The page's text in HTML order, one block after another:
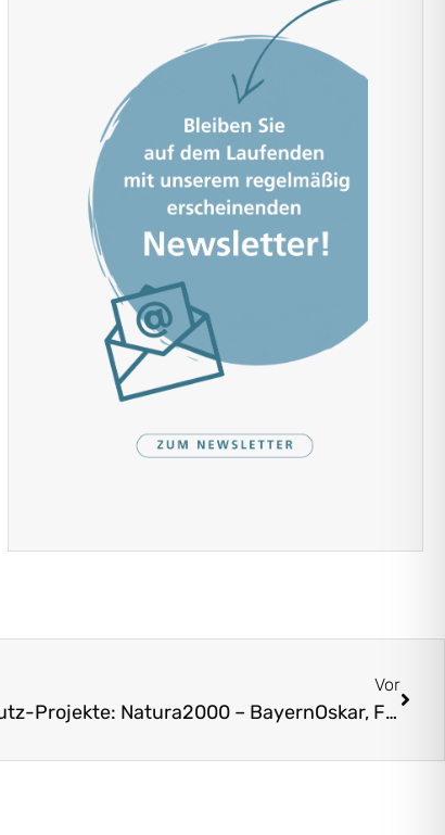
Vor
Ideenwettbewerb für Naturschutz-Projekte: Natura2000 – BayernOskar, Frist endet am 30.10.2020